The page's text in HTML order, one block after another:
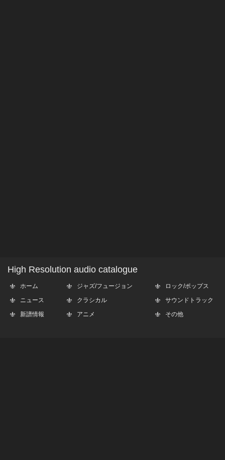
High Resolution audio catalogue
ホーム
ニュース
新譜情報
ジャズ/フュージョン
クラシカル
アニメ
ロック/ポップス
サウンドトラック
その他